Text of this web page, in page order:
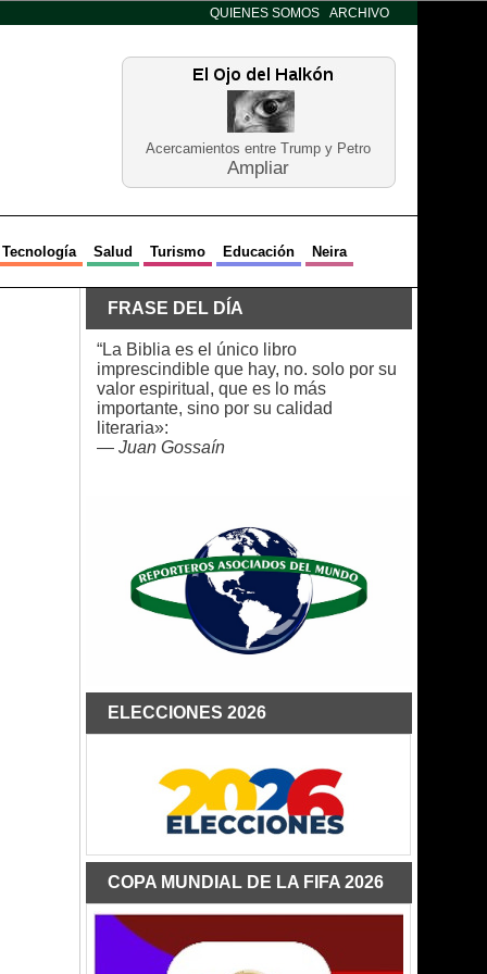
QUIENES SOMOS ARCHIVO
Acercamientos entre Trump y Petro
Ampliar
Tecnología Salud Turismo Educación Neira
FRASE DEL DÍA
“La Biblia es el único libro
imprescindible que hay, no. solo por su
valor espiritual, que es lo más
importante, sino por su calidad
literaria»:
— Juan Gossaín
ELECCIONES 2026
COPA MUNDIAL DE LA FIFA 2026